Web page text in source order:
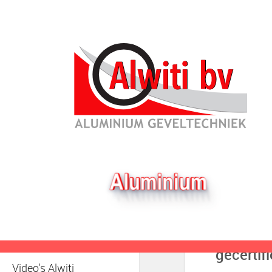
Service
Video's Alwiti